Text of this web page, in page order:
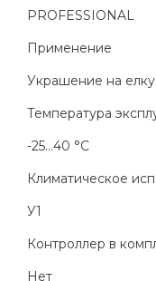
PROFESSIONAL
Применение
Украшение на елку
Температура
-25...40 °C
Климатическое
У1
Контроллер в
Нет